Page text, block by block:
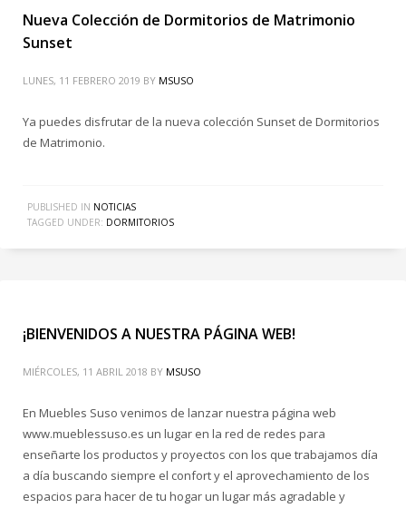
Nueva Colección de Dormitorios de Matrimonio
Sunset
LUNES, 11 FEBRERO 2019 BY MSUSO
Ya puedes disfrutar de la nueva colección Sunset de Dormitorios
de Matrimonio.
PUBLISHED IN NOTICIAS
TAGGED UNDER: DORMITORIOS
¡BIENVENIDOS A NUESTRA PÁGINA WEB!
MIÉRCOLES, 11 ABRIL 2018 BY MSUSO
En Muebles Suso venimos de lanzar nuestra página web
www.mueblessuso.es un lugar en la red de redes para
enseñarte los productos y proyectos con los que trabajamos día
a día buscando siempre el confort y el aprovechamiento de los
espacios para hacer de tu hogar un lugar más agradable y